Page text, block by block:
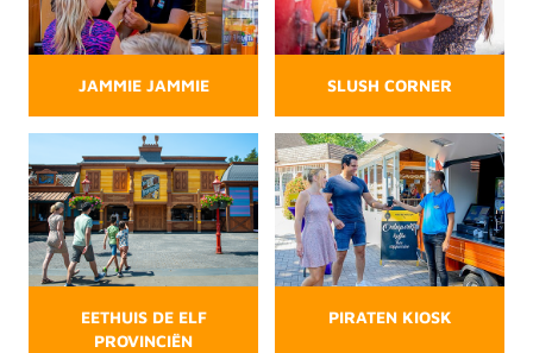
JAMMIE JAMMIE SLUSH CORNER
EETHUIS DE ELF
PROVINCIËN
PIRATEN KIOSK